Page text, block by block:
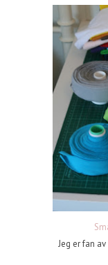
Jeg er fan